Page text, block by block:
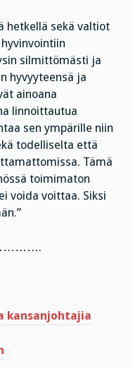
hetkellä sekä valtiot
silmittömästi ja
hyvyyteensä ja
ainoana
linnoittautua
sen ympärille niin
todelliselta että
Tämä
toimimaton
voida voittaa. Siksi
kansanjohtajia